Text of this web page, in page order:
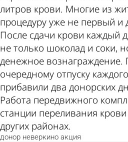
литров крови. Многие из
процедуру уже не первый и
После сдачи крови каждый
не только шоколад и соки,
денежное вознаграждение.
очередному отпуску
прибавили два донорских
Работа передвижного
станции переливания
других районах.
донор неверкино акция